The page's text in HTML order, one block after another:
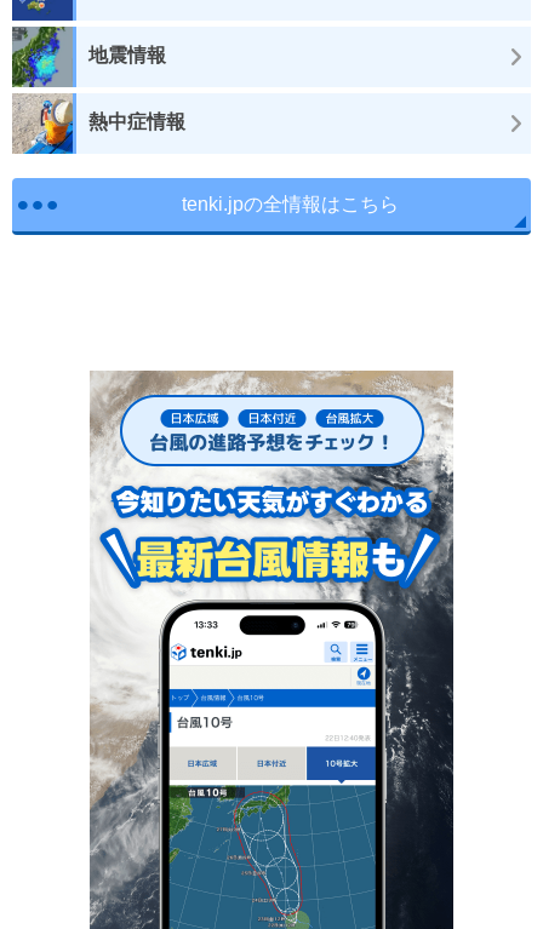
地震情報
熱中症情報
tenki.jpの全情報はこちら